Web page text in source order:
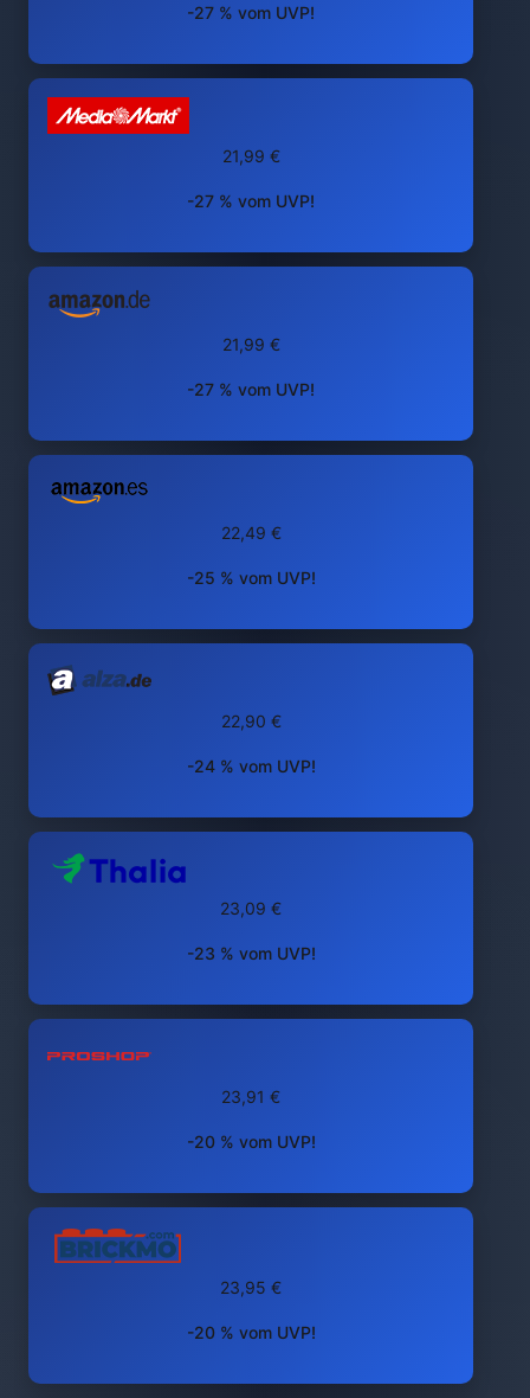
-27 % vom UVP!
21,99 €
-27 % vom UVP!
21,99 €
-27 % vom UVP!
22,49 €
-25 % vom UVP!
22,90 €
-24 % vom UVP!
23,09 €
-23 % vom UVP!
23,91 €
-20 % vom UVP!
23,95 €
-20 % vom UVP!